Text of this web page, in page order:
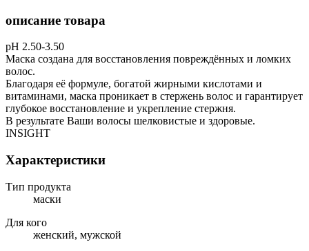
описание товара
рН 2.50-3.50
Маска создана для восстановления повреждённых и ломких
волос.
Благодаря её формуле, богатой жирными кислотами и
витаминами, маска проникает в стержень волос и гарантирует
глубокое восстановление и укрепление стержня.
В результате Ваши волосы шелковистые и здоровые.
INSIGHT
Характеристики
Тип продукта
маски
Для кого
женский, мужской